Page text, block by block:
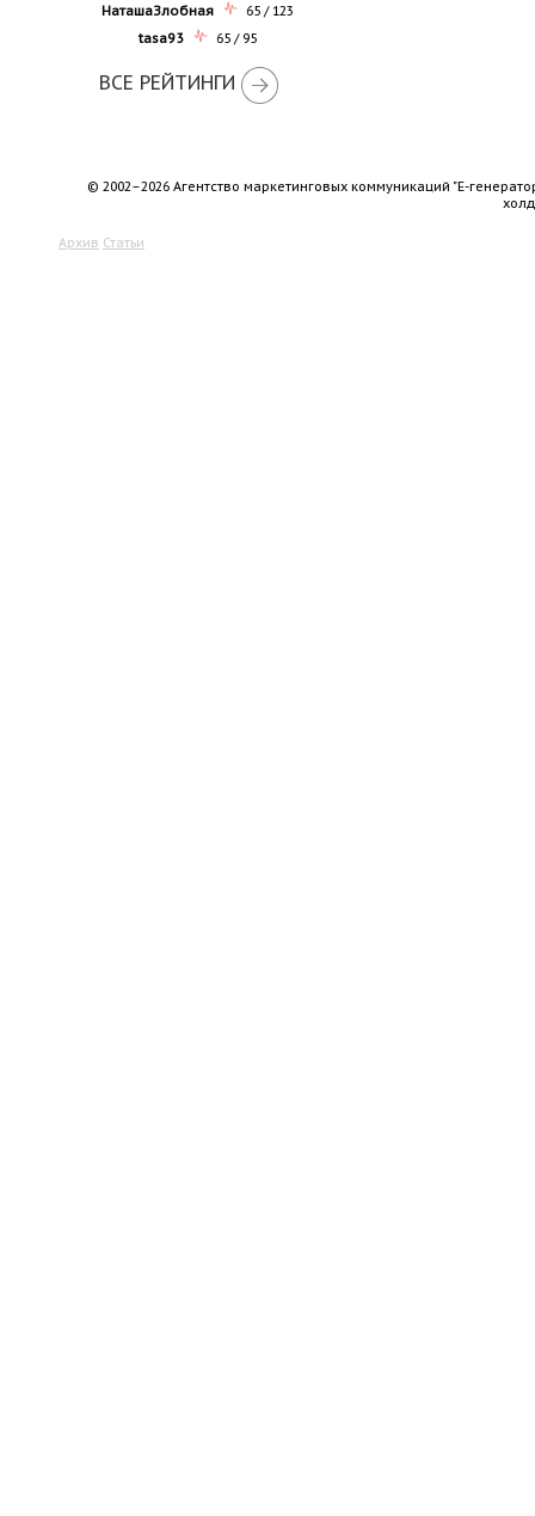
НаташаЗлобная
65 / 123
tasa93
65 / 95
ВСЕ РЕЙТИНГИ
© 2002–2026 Агентство маркетинговых коммуникаций "Е-
Архив Статьи